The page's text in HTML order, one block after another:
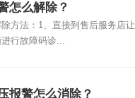
怎么解除？
方法：1、直接到售后服务店让
行故障码诊...
报警怎么消除？